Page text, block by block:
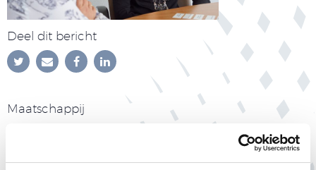
Deel dit bericht
Maatschappij